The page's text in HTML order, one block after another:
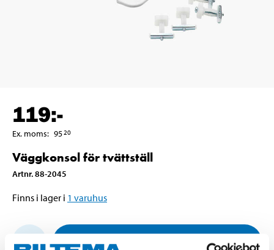
119:-
Ex. moms: 9520
Väggkonsol för tvättställ
Artnr.88-2045
Finns i lager i 1 varuhus